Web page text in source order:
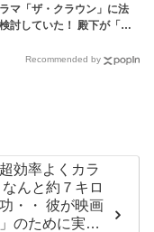
マ「ザ・クラウン」に法
討していた！ 殿下が「非
- tvgroove
Recommended by
効率よくカラ
んと約７キロ
・・ 彼が映画
のために実践